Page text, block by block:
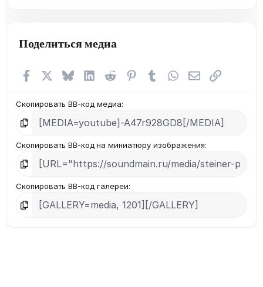
0
з
Поделиться медиа
FacebookX (Twitter)
BlueskyLinkedIn
Reddit Pinterest
Tumblr WhatsApp
Электронная
Ссылка
Скопировать BB-код медиа
Скопировать BB-код на миниатюру изображения
Скопировать BB-код галереи